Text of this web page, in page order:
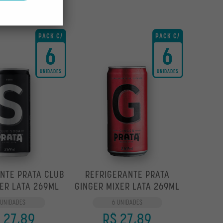
PACK C/
6
UNIDADES
PRATA CLUB
LATA 269ML
27,89
PACK C/
6
UNIDADES
REFRIGERANTE PRATA
GINGER MIXER LATA 269ML
6 UNIDADES
R$ 27,89